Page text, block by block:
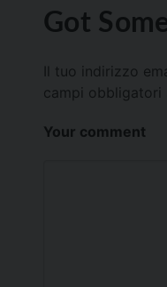
Got
Il tuo indirizzo
campi obbligatori
Your comment